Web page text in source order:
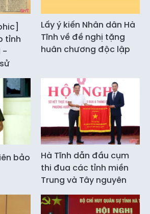
tỉnh
-
Lấy ý kiến Nhân dân Hà
Tĩnh về đề nghị tặng
huân chương độc lập
bảo
Hà Tĩnh dẫn đầu cụm
thi đua các tỉnh miền
Trung và Tây nguyên